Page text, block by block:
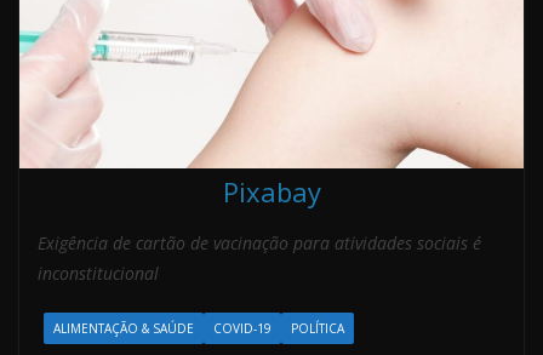
Pixabay
Exigência de cartão de vacinação para atividades sociais é
inconstitucional
ALIMENTAÇÃO & SAÚDE COVID-19 POLÍTICA